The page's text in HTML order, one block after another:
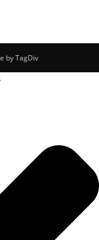
by TagDiv